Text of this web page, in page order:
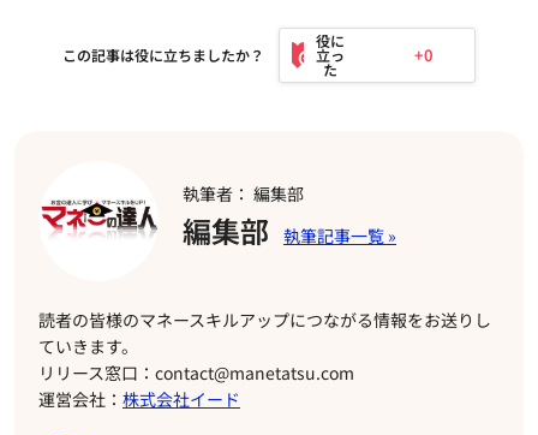
この記事は役に立ちましたか？ +0
執筆者： 編集部
編集部
読者の皆様のマネースキルアップにつながる情報をお送りし
ていきます。
リリース窓口：contact@manetatsu.com
運営会社： 株式会社イード